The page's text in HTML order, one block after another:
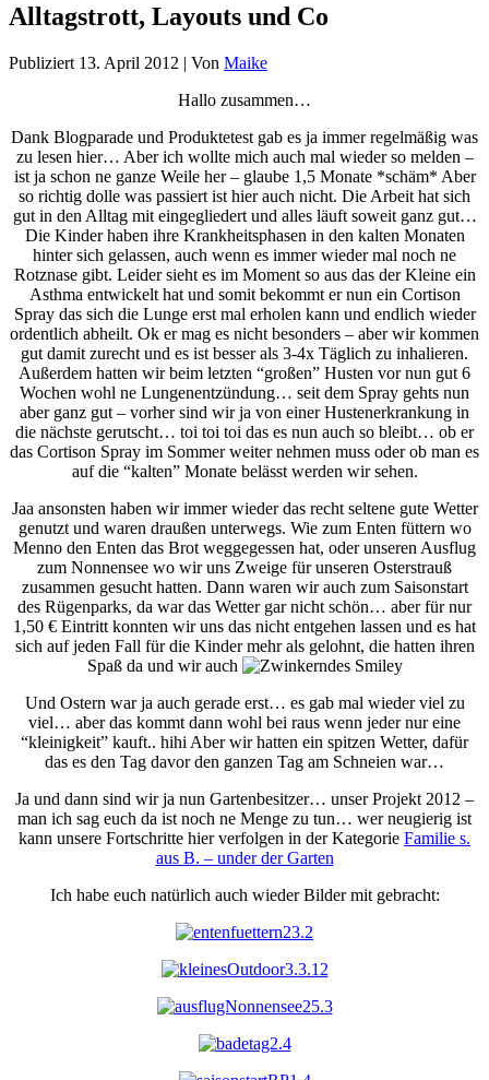
Alltagstrott, Layouts und Co
Publiziert 13. April 2012 | Von Maike
Hallo zusammen…
Dank Blogparade und Produktetest gab es ja immer regelmäßig was
zu lesen hier… Aber ich wollte mich auch mal wieder so melden –
ist ja schon ne ganze Weile her – glaube 1,5 Monate *schäm* Aber
so richtig dolle was passiert ist hier auch nicht. Die Arbeit hat sich
gut in den Alltag mit eingegliedert und alles läuft soweit ganz gut…
Die Kinder haben ihre Krankheitsphasen in den kalten Monaten
hinter sich gelassen, auch wenn es immer wieder mal noch ne
Rotznase gibt. Leider sieht es im Moment so aus das der Kleine ein
Asthma entwickelt hat und somit bekommt er nun ein Cortison
Spray das sich die Lunge erst mal erholen kann und endlich wieder
ordentlich abheilt. Ok er mag es nicht besonders – aber wir kommen
gut damit zurecht und es ist besser als 3-4x Täglich zu inhalieren.
Außerdem hatten wir beim letzten “großen” Husten vor nun gut 6
Wochen wohl ne Lungenentzündung… seit dem Spray gehts nun
aber ganz gut – vorher sind wir ja von einer Hustenerkrankung in
die nächste gerutscht… toi toi toi das es nun auch so bleibt… ob er
das Cortison Spray im Sommer weiter nehmen muss oder ob man es
auf die “kalten” Monate belässt werden wir sehen.
Jaa ansonsten haben wir immer wieder das recht seltene gute Wetter
genutzt und waren draußen unterwegs. Wie zum Enten füttern wo
Menno den Enten das Brot weggegessen hat, oder unseren Ausflug
zum Nonnensee wo wir uns Zweige für unseren Osterstrauß
zusammen gesucht hatten. Dann waren wir auch zum Saisonstart
des Rügenparks, da war das Wetter gar nicht schön… aber für nur
1,50 € Eintritt konnten wir uns das nicht entgehen lassen und es hat
sich auf jeden Fall für die Kinder mehr als gelohnt, die hatten ihren
Spaß da und wir auch
Und Ostern war ja auch gerade erst… es gab mal wieder viel zu
viel… aber das kommt dann wohl bei raus wenn jeder nur eine
“kleinigkeit” kauft.. hihi Aber wir hatten ein spitzen Wetter, dafür
das es den Tag davor den ganzen Tag am Schneien war…
Ja und dann sind wir ja nun Gartenbesitzer… unser Projekt 2012 –
man ich sag euch da ist noch ne Menge zu tun… wer neugierig ist
kann unsere Fortschritte hier verfolgen in der Kategorie Familie s.
aus B. – under der Garten
Ich habe euch natürlich auch wieder Bilder mit gebracht: